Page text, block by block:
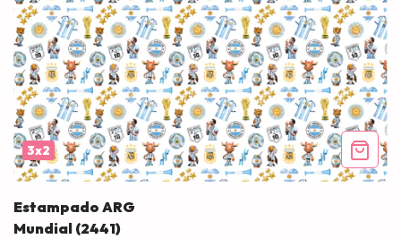
3x2
Estampado ARG
Mundial (2441)